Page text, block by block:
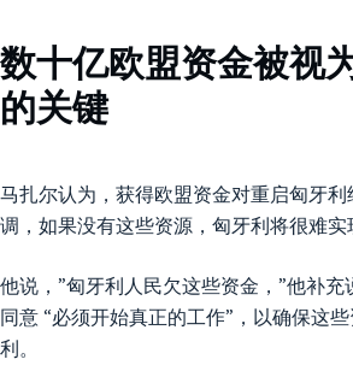
数十亿欧盟资金被视
的关键
马扎尔认为，获得欧盟资金对重启匈牙
调，如果没有这些资源，匈牙利将很难实
他说，”匈牙利人民欠这些资金，”他补
同意 “必须开始真正的工作”，以确保这
利。